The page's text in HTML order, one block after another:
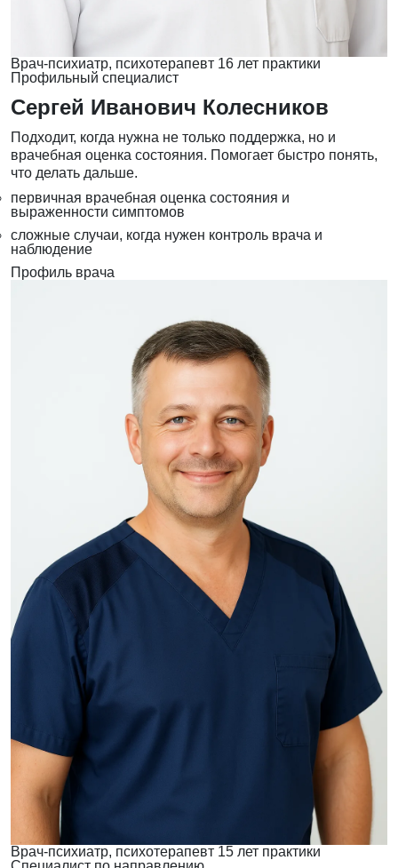
Врач-психиатр, психотерапевт 16 лет практики
Профильный специалист
Сергей Иванович Колесников
Подходит, когда нужна не только поддержка, но и
врачебная оценка состояния. Помогает быстро понять,
что делать дальше.
первичная врачебная оценка состояния и
выраженности симптомов
сложные случаи, когда нужен контроль врача и
наблюдение
Профиль врача
Врач-психиатр, психотерапевт 15 лет практики